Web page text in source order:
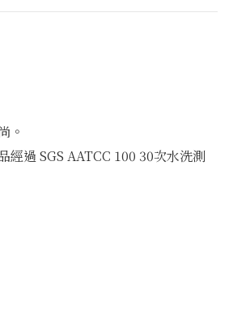
。
過 SGS AATCC 100 30次水洗測